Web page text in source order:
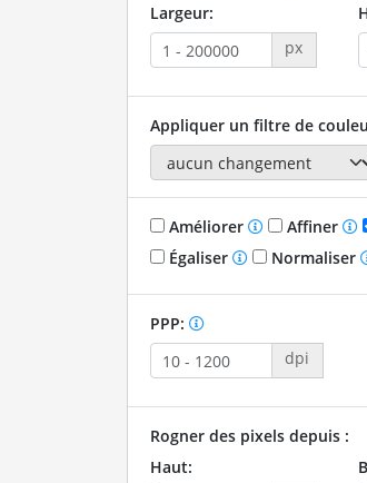
Largeur:
px
Appliquer un filtre de
Améliorer Affiner
Égaliser
Normaliser
PPP:
dpi
Rogner des pixels depuis :
Haut: